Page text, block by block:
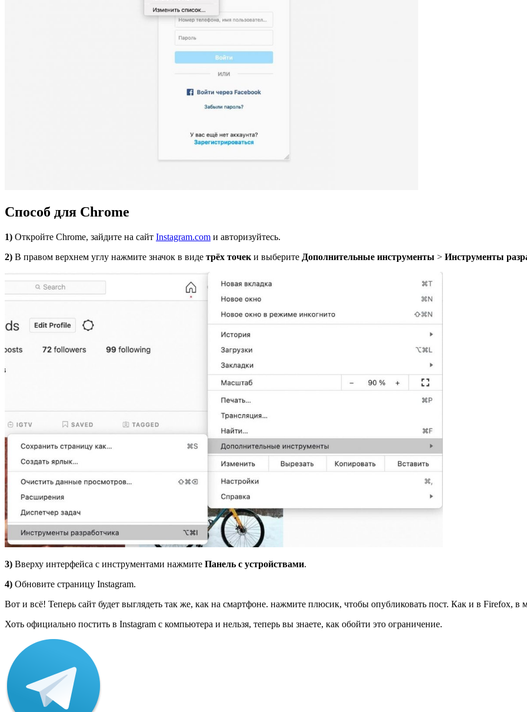
Способ для Chrome
1) Откройте Chrome, зайдите на сайт Instagram.com и авторизуйтесь.
2) В правом верхнем углу нажмите значок в виде трёх точек и выберите Дополнительные инструменты > Инструменты
3) Вверху интерфейса с инструментами нажмите Панель с устройствами.
4) Обновите страницу Instagram.
Вот и всё! Теперь сайт будет выглядеть так же, как на смартфоне. нажмите плюсик, чтобы опубликовать пост. Как и в Firefox,
Хоть официально постить в Instagram с компьютера и нельзя, теперь вы знаете, как обойти это ограничение.